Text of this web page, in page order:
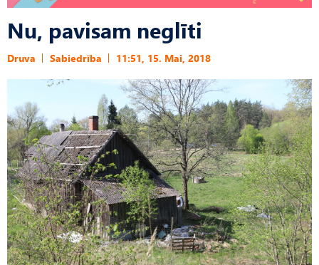
Nu, pavisam neglīti
Druva Sabiedrība 11:51, 15. Mai, 2018